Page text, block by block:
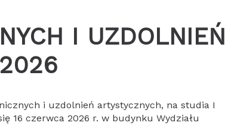
I UZDOLNIEŃ
i uzdolnień artystycznych, na studia I
16 czerwca 2026 r. w budynku Wydziału